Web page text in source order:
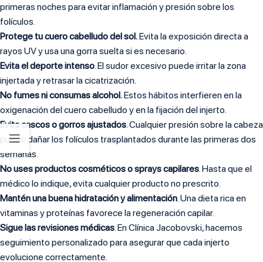
primeras noches para evitar inflamación y presión sobre los
folículos.
Protege tu cuero cabelludo del sol.Evita la exposición directa a
rayos UV y usa una gorra suelta si es necesario.
Evita el deporte intenso . El sudor excesivo puede irritar la zona
injertada y retrasar la cicatrización.
No fumes ni consumas alcohol.Estos hábitos interfieren en la
oxigenación del cuero cabelludo y en la fijación del injerto.
Evita cascos o gorros ajustados . Cualquier presión sobre la cabeza
puede dañar los folículos trasplantados durante las primeras dos
semanas.
No uses productos cosméticos o sprays capilares . Hasta que el
médico lo indique, evita cualquier producto no prescrito.
Mantén una buena hidratación y alimentación . Una dieta rica en
vitaminas y proteínas favorece la regeneración capilar.
Sigue las revisiones médicas . En Clínica Jacobovski, hacemos
seguimiento personalizado para asegurar que cada injerto
evolucione correctamente.